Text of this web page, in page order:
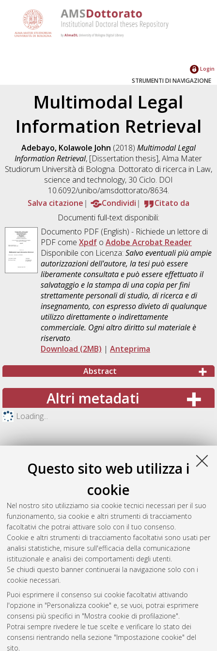
Questo sito web utilizza i
cookie
Nel nostro sito utilizziamo sia cookie tecnici necessari per il suo
funzionamento, sia cookie e altri strumenti di tracciamento
facoltativi che potrai attivare solo con il tuo consenso.
Cookie e altri strumenti di tracciamento facoltativi sono usati per
analisi statistiche, misure sull'efficacia della comunicazione
istituzionale e analisi dei comportamenti degli utenti.
Se chiudi questo banner continuerai la navigazione solo con i
cookie necessari.
Puoi esprimere il consenso sui cookie facoltativi attivando
l'opzione in "Personalizza cookie" e, se vuoi, potrai esprimere
consensi più specifici in "Mostra cookie di profilazione".
Potrai sempre rivedere le tue scelte e verificare lo stato dei
consensi rientrando nella sezione "Impostazione cookie" del
sito.
Login
STRUMENTI DI NAVIGAZIONE
Multimodal Legal
Information Retrieval
Adebayo, Kolawole John (2018) Multimodal Legal
Information Retrieval, [Dissertation thesis], Alma Mater
Studiorum Università di Bologna. Dottorato di ricerca in Law,
science and technology, 30 Ciclo. DOI
10.6092/unibo/amsdottorato/8634.
Salva citazione
Condividi
Citato da
Documenti full-text disponibili:
Documento PDF(English) - Richiede un lettore di
PDF come Xpdfo Adobe Acrobat Reader
Disponibile con Licenza: Salvo eventuali più ampie
autorizzazioni dell'autore, la tesi può essere
liberamente consultata e può essere effettuato il
salvataggio e la stampa di una copia per fini
strettamente personali di studio, di ricerca e di
insegnamento, con espresso divieto di qualunque
utilizzo direttamente o indirettamente
commerciale. Ogni altro diritto sul materiale è
riservato.
Download (2MB) | Anteprima
Abstract
Altri metadati
Loading...
Gestione del documento:
Atom
Rss 1.0
Rss 2.0